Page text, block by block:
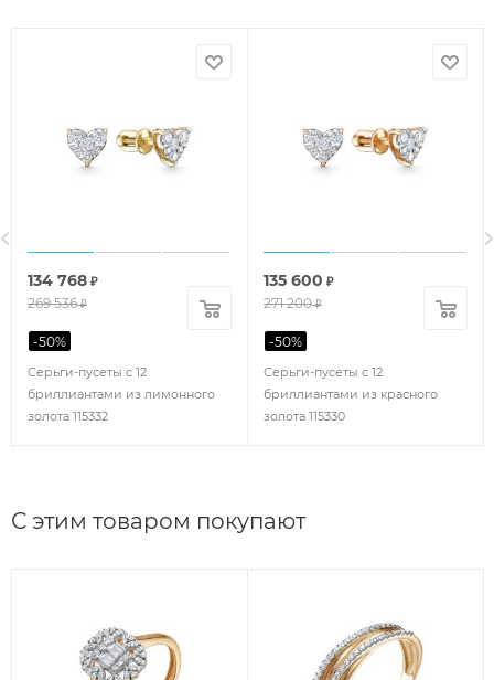
Серьги-пусеты с 12
бриллиантами из лимонного
золота 115332
134 768 ₽
269 536₽
-50%
Серьги-пусеты с 12
бриллиантами из красного
золота 115330
135 600 ₽
271 200₽
-50%
С этим товаром покупают